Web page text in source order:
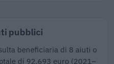
pubblici
beneficiaria di 8 aiuti o
di 92.693 euro (2021–